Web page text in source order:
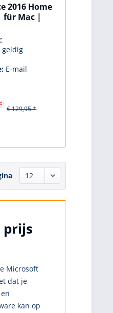
2016 Home
für Mac |
geldig
E-mail
€ 129,95 *
prijs
Microsoft
dat je
kan op